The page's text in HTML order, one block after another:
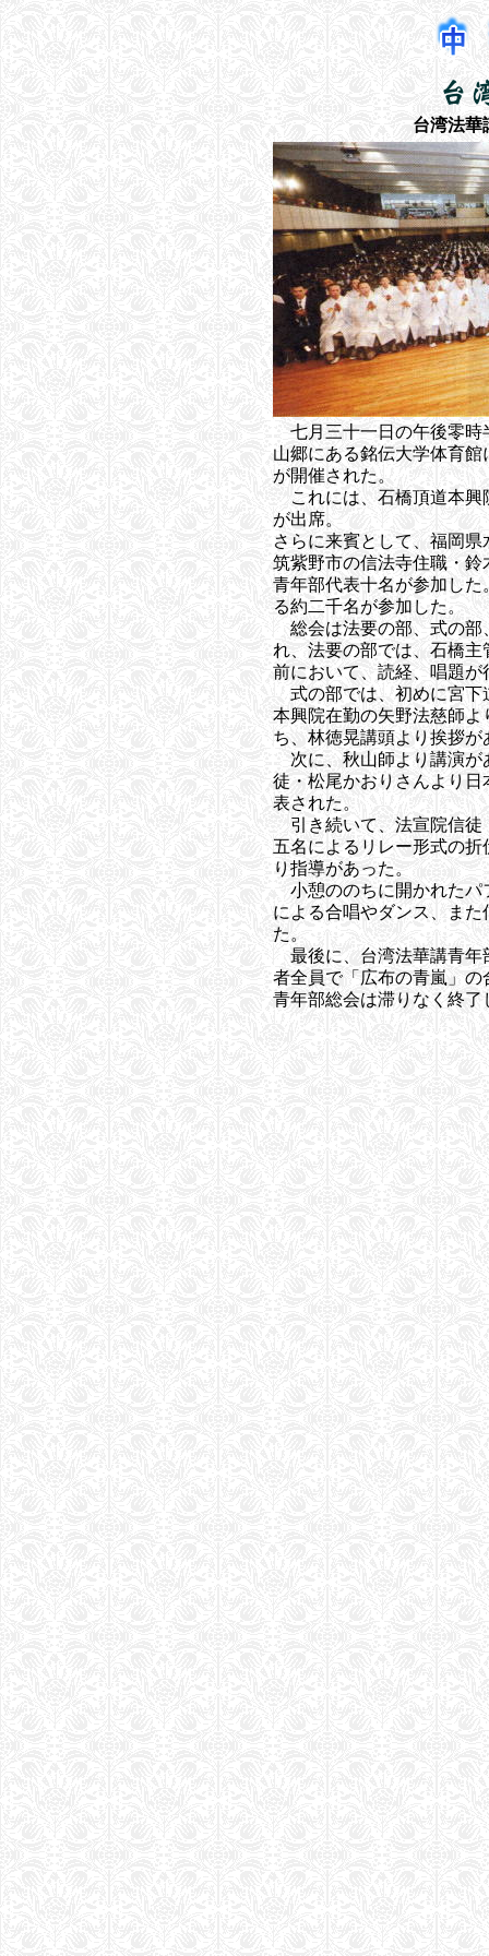
台湾法
七月三十一日の午後零時
山郷にある銘伝大学体育
が開催された。
これには、石橋頂道本興
が出席。
さらに来賓として、福岡
筑紫野市の信法寺住職・
青年部代表十名が参加し
る約二千名が参加した。
総会は法要の部、式の部
れ、法要の部では、石橋
前において、読経、唱題が
式の部では、初めに宮下
本興院在勤の矢野法慈師
ち、林徳晃講頭より挨拶が
次に、秋山師より講演が
徒・松尾かおりさんより
表された。
引き続いて、法宣院信徒
五名によるリレー形式の
り指導があった。
小憩ののちに開かれたパ
による合唱やダンス、ま
た。
最後に、台湾法華講青年
者全員で「広布の青嵐」
青年部総会は滞りなく終了